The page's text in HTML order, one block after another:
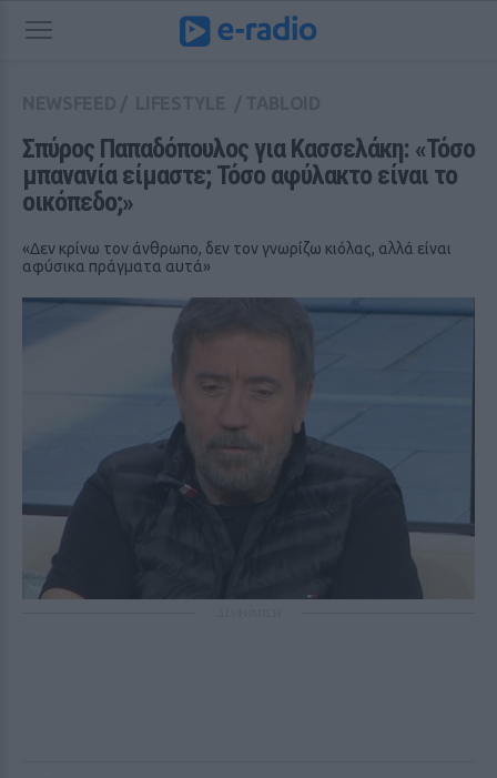
Σπύρος Παπαδόπουλος για Κασσελάκη: «Τόσο
μπανανία είμαστε; Τόσο αφύλακτο είναι το
οικόπεδο;»
«Δεν κρίνω τον άνθρωπο, δεν τον γνωρίζω κιόλας, αλλά είναι
αφύσικα πράγματα αυτά»